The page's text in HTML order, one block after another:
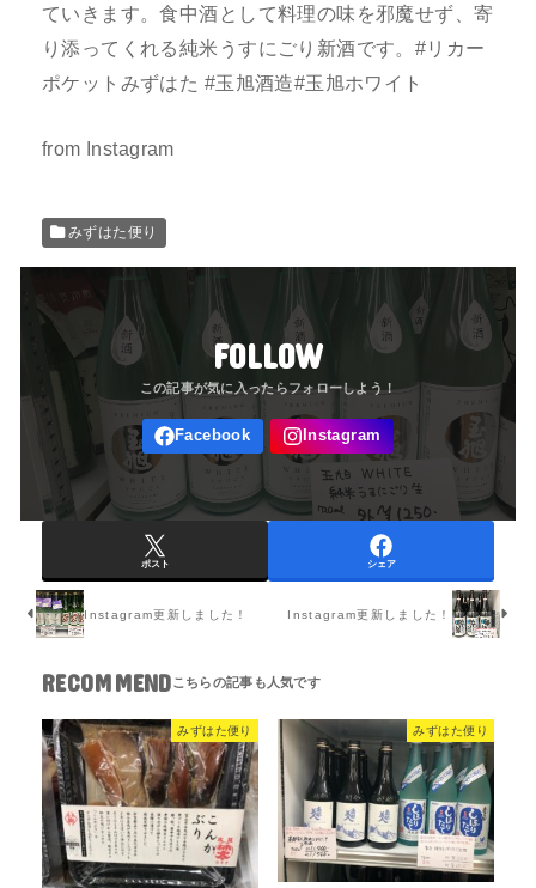
ていきます。食中酒として料理の味を邪魔せず、寄
り添ってくれる純米うすにごり新酒です。#リカー
ポケットみずはた #玉旭酒造#玉旭ホワイト
from Instagram
みずはた便り
FOLLOW
ポスト シェア
Instagram更新しました！ Instagram更新しました！
RECOMMEND
みずはた便り みずはた便り